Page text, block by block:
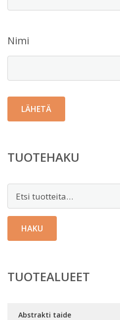
Nimi
TUOTEHAKU
HAKU
TUOTEALUEET
Abstrakti taide